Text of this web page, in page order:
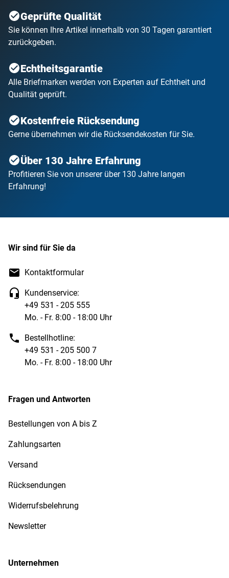
Geprüfte Qualität
Sie können Ihre Artikel innerhalb von 30 Tagen garantiert
zurückgeben.
Echtheitsgarantie
Alle Briefmarken werden von Experten auf Echtheit und
Qualität geprüft.
Kostenfreie Rücksendung
Gerne übernehmen wir die Rücksendekosten für Sie.
Über 130 Jahre Erfahrung
Profitieren Sie von unserer über 130 Jahre langen
Erfahrung!
Wir sind für Sie da
Kontaktformular
Kundenservice:
+49 531 - 205 555
Mo. - Fr. 8:00 - 18:00 Uhr
Bestellhotline:
+49 531 - 205 500 7
Mo. - Fr. 8:00 - 18:00 Uhr
Fragen und Antworten
Bestellungen von A bis Z
Zahlungsarten
Versand
Rücksendungen
Widerrufsbelehrung
Newsletter
Unternehmen